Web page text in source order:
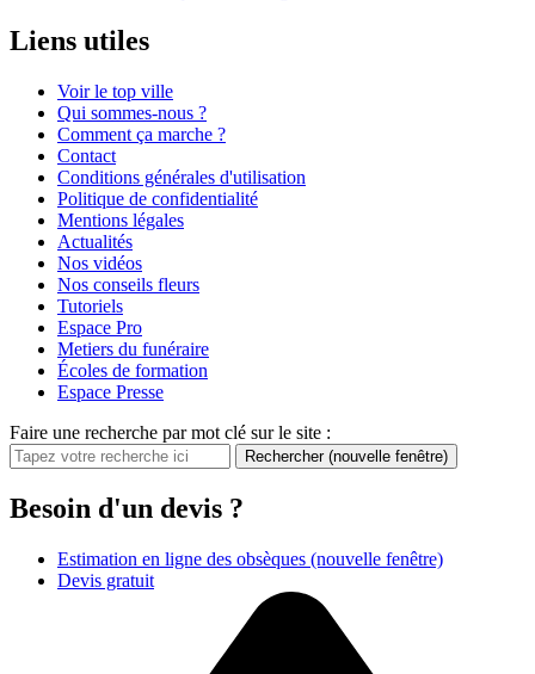
Liens utiles
Voir le top ville
Qui sommes-nous ?
Comment ça marche ?
Contact
Conditions générales d'utilisation
Politique de confidentialité
Mentions légales
Actualités
Nos vidéos
Nos conseils fleurs
Tutoriels
Espace Pro
Metiers du funéraire
Écoles de formation
Espace Presse
Faire une recherche par mot clé sur le site :
Rechercher (nouvelle fenêtre)
Besoin d'un devis ?
Estimation en ligne des obsèques (nouvelle fenêtre)
Devis gratuit